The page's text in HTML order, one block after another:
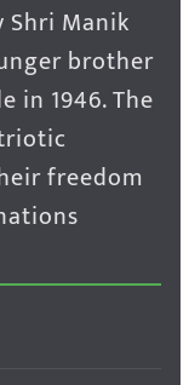
Shri Manik
brother
in 1946. The
freedom